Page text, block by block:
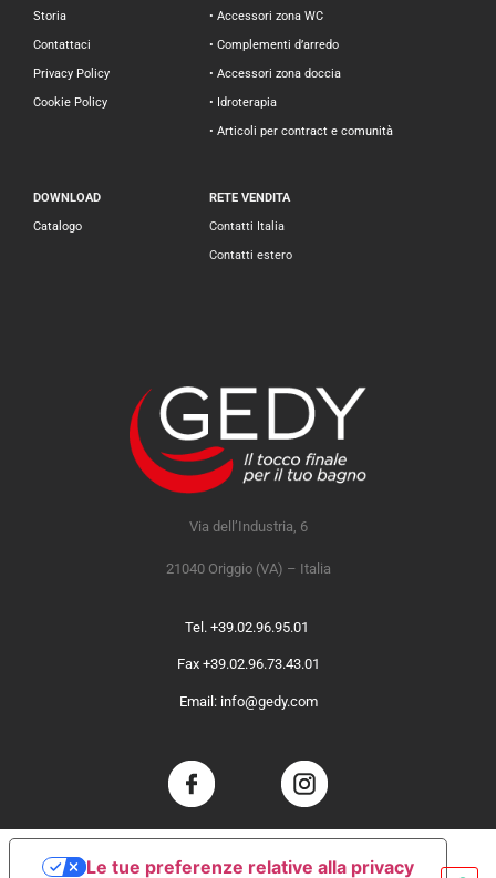
Storia
Contattaci
Privacy Policy
Cookie Policy
• Accessori zona WC
• Complementi d’arredo
• Accessori zona doccia
• Idroterapia
• Articoli per contract e comunità
DOWNLOAD
Catalogo
RETE VENDITA
Contatti Italia
Contatti estero
Via dell’Industria, 6
21040 Origgio (VA) – Italia
Tel. +39.02.96.95.01
Fax +39.02.96.73.43.01
Email: info@gedy.com
Le tue preferenze relative alla privacy